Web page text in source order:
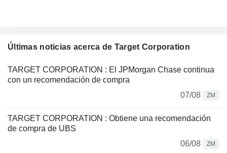
Últimas noticias acerca de Target Corporation
TARGET CORPORATION : El JPMorgan Chase continua
con un recomendación de compra
07/08
ZM
TARGET CORPORATION : Obtiene una recomendación
de compra de UBS
06/08
ZM